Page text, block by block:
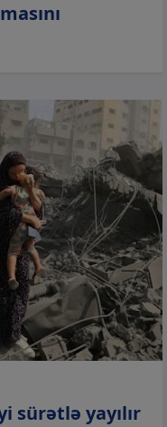
sürətlə yayılır